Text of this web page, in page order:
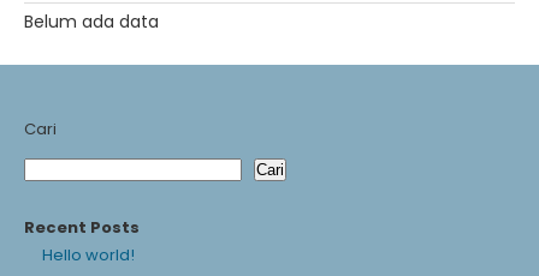
Belum ada data
Cari
Cari
Recent Posts
Hello world!